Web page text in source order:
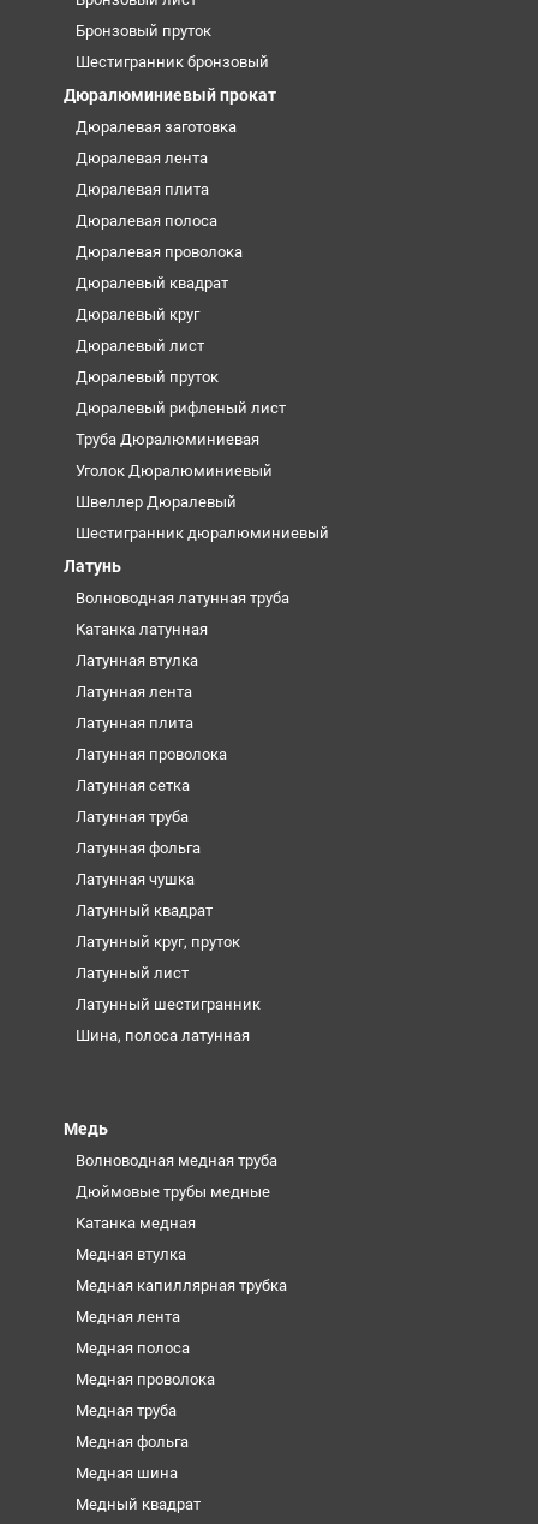
Бронзовый пруток
Шестигранник бронзовый
Дюралюминиевый прокат
Дюралевая заготовка
Дюралевая лента
Дюралевая плита
Дюралевая полоса
Дюралевая проволока
Дюралевый квадрат
Дюралевый круг
Дюралевый лист
Дюралевый пруток
Дюралевый рифленый лист
Труба Дюралюминиевая
Уголок Дюралюминиевый
Швеллер Дюралевый
Шестигранник дюралюминиевый
Латунь
Волноводная латунная труба
Катанка латунная
Латунная втулка
Латунная лента
Латунная плита
Латунная проволока
Латунная сетка
Латунная труба
Латунная фольга
Латунная чушка
Латунный квадрат
Латунный круг, пруток
Латунный лист
Латунный шестигранник
Шина, полоса латунная
Медь
Волноводная медная труба
Дюймовые трубы медные
Катанка медная
Медная втулка
Медная капиллярная трубка
Медная лента
Медная полоса
Медная проволока
Медная труба
Медная фольга
Медная шина
Медный квадрат